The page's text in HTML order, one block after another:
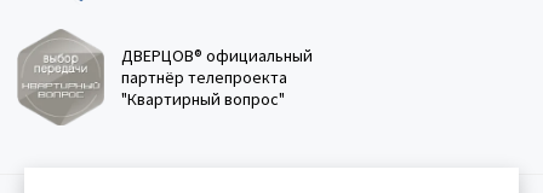
ДВЕРЦОВ® официальный
партнёр телепроекта
"Квартирный вопрос"